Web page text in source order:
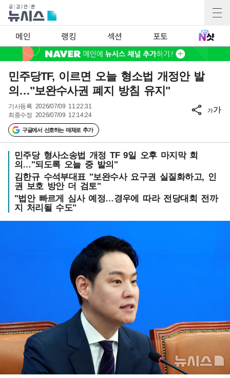
메인 랭킹 섹션 포토
민주당TF, 이르면 오늘 형소법 개정안 발
의…"보완수사권 폐지 방침 유지"
기사등록 2026/07/09 11:22:31
최종수정 2026/07/09 12:14:24
구글에서 선호하는 매체로 추가
가가
민주당 형사소송법 개정 TF 9일 오후 마지막 회
의…"되도록 오늘 중 발의"
김한규 수석부대표 "보완수사 요구권 실질화하고, 인
권 보호 방안 더 검토"
"법안 빠르게 심사 예정…경우에 따라 전당대회 전까
지 처리될 수도"